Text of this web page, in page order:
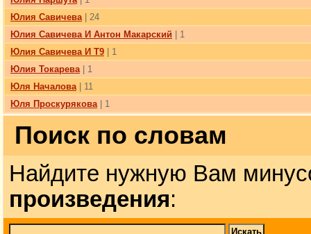
Юлия Савичева| 24
Юлия Савичева И Антон Макарский | 1
Юлия Савичева И Т9 | 1
Юлия Токарева| 1
Юля Началова| 11
Юля Проскурякова| 1
Поиск по словам
Найдите нужную Вам
произведения: